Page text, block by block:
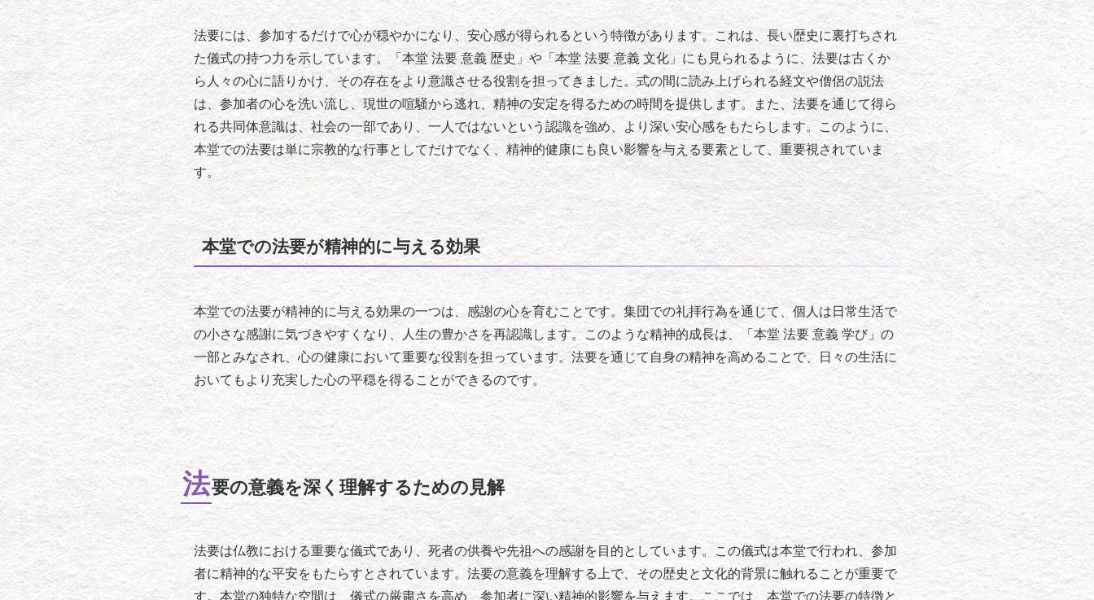
法要には、参加するだけで心が穏やかになり、安心感が得られるという特徴があります。これは、長い歴史に裏打ちされ
た儀式の持つ力を示しています。「本堂 法要 意義 歴史」や「本堂 法要 意義 文化」にも見られるように、法要は古くか
ら人々の心に語りかけ、その存在をより意識させる役割を担ってきました。式の間に読み上げられる経文や僧侶の説法
は、参加者の心を洗い流し、現世の喧騒から逃れ、精神の安定を得るための時間を提供します。また、法要を通じて得ら
れる共同体意識は、社会の一部であり、一人ではないという認識を強め、より深い安心感をもたらします。このように、
本堂での法要は単に宗教的な行事としてだけでなく、精神的健康にも良い影響を与える要素として、重要視されていま
す。
本堂での法要が精神的に与える効果
本堂での法要が精神的に与える効果の一つは、感謝の心を育むことです。集団での礼拝行為を通じて、個人は日常生活で
の小さな感謝に気づきやすくなり、人生の豊かさを再認識します。このような精神的成長は、「本堂 法要 意義 学び」の
一部とみなされ、心の健康において重要な役割を担っています。法要を通じて自身の精神を高めることで、日々の生活に
おいてもより充実した心の平穏を得ることができるのです。
法要の意義を深く理解するための見解
法要は仏教における重要な儀式であり、死者の供養や先祖への感謝を目的としています。この儀式は本堂で行われ、参加
者に精神的な平安をもたらすとされています。法要の意義を理解する上で、その歴史と文化的背景に触れることが重要で
す。本堂の独特な空間は、儀式の厳粛さを高め、参加者に深い精神的影響を与えます。ここでは、本堂での法要の特徴と